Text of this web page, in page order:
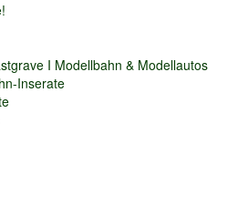
I Modellbahn & Modellautos
Inserate